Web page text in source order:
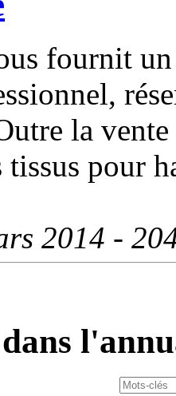
fournit
la
tissus pour
2014 -